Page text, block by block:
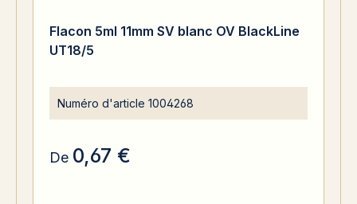
Flacon 5ml 11mm SV blanc OV BlackLine
UT18/5
Numéro d'article 1004268
De 0,67 €